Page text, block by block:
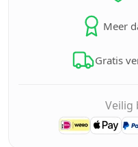
Meer
Gratis
Veilig